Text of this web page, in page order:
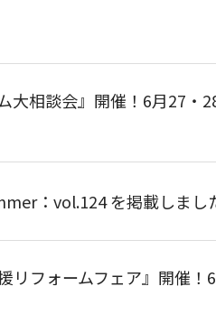
相談会』開催！6月27・
：vol.124 を掲載しまし
フォームフェア』開催！